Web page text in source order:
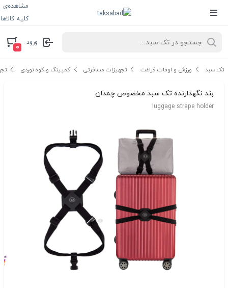
مشاهده‌ی
کلیه کالاها
ورود
۰
تک سبد ورزش و اوقات فراغت تجهیزات مسافرتی کمپینگ و کوه نوردی
بند نگهدارنده تک سبد مخصوص چمدان
luggage strape holder